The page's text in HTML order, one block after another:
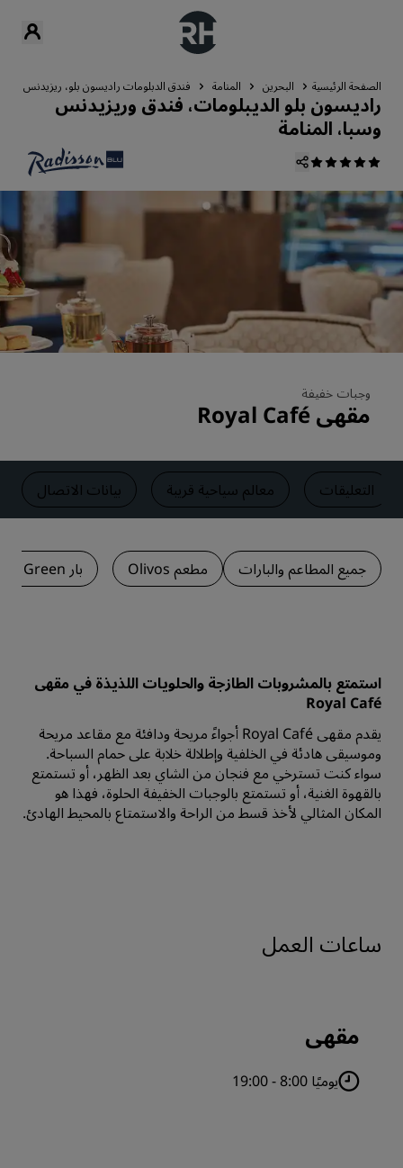
الصفحة الرئيسية البحرين المنامة فندق الدبلومات راديسون بلو، ريزيدنس آند
راديسون بلو الديبلومات، فندق وريزيدنس
وسبا، المنامة
وجبات خفيفة
مقهى Royal Café
التعليقات معالم سياحية قريبة بيانات الاتصال
جميع المطاعم والبارات مطعم Olivos بار Fiddlers Green الأيرلندي
استمتع بالمشروبات الطازجة والحلويات اللذيذة في مقهى
Royal Café
يقدم مقهى Royal Café أجواءً مريحة ودافئة مع مقاعد مريحة
وموسيقى هادئة في الخلفية وإطلالة خلابة على حمام السباحة.
سواء كنت تسترخي مع فنجان من الشاي بعد الظهر، أو تستمتع
بالقهوة الغنية، أو تستمتع بالوجبات الخفيفة الحلوة، فهذا هو
المكان المثالي لأخذ قسط من الراحة والاستمتاع بالمحيط الهادئ.
ساعات العمل
مقهى
يوميًا 8:00 - 19:00